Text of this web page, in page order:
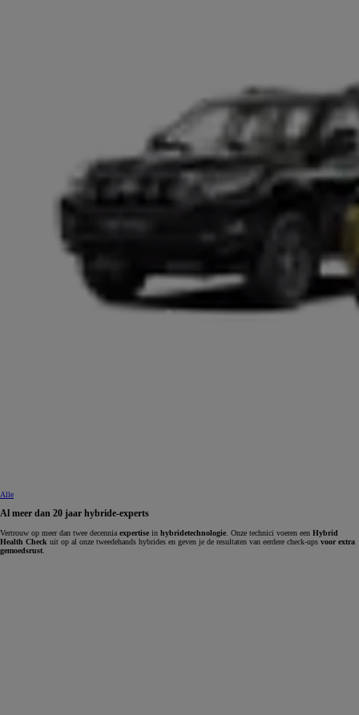
Alle
Al meer dan 20 jaar hybride-experts
Vertrouw op meer dan twee decennia expertise in hybridetechnologie . Onze technici voeren een Hybrid
Health Check uit op al onze tweedehands hybrides en geven je de resultaten van eerdere check-ups voor extra
gemoedsrust